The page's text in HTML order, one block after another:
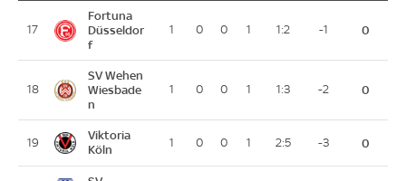
17
Fortuna
Düsseldor
f
1 0 0 1 1:2 -1 0
18
SV Wehen
Wiesbade
n
1 0 0 1 1:3 -2 0
19
Viktoria
Köln
1 0 0 1 2:5 -3 0